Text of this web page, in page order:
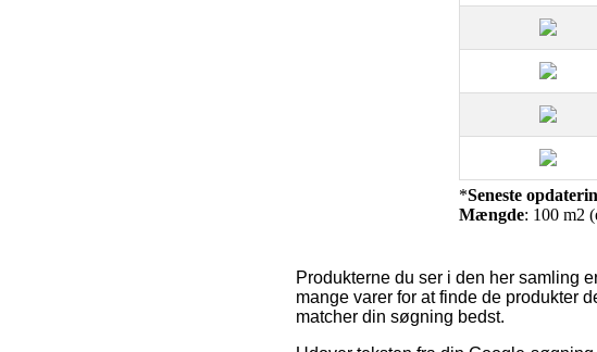
*Seneste
Mængde: 100 m2
Produkterne du ser i den her samling
mange varer for at finde de produkter
matcher din søgning bedst.